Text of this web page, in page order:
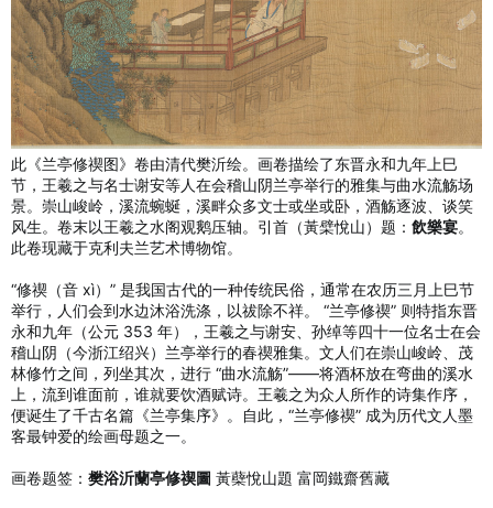
此《兰亭修禊图》卷由清代樊沂绘。画卷描绘了东晋永和九年上巳
节，王羲之与名士谢安等人在会稽山阴兰亭举行的雅集与曲水流觞场
景。崇山峻岭，溪流蜿蜒，溪畔众多文士或坐或卧，酒觞逐波、谈笑
风生。卷末以王羲之水阁观鹅压轴。引首（黃檗悅山）题： 飲樂宴。
此卷现藏于克利夫兰艺术博物馆。
“修禊（音 xì）” 是我国古代的一种传统民俗，通常在农历三月上巳节
举行，人们会到水边沐浴洗涤，以祓除不祥。 “兰亭修禊” 则特指东晋
永和九年（公元 353 年），王羲之与谢安、孙绰等四十一位名士在会
稽山阴（今浙江绍兴）兰亭举行的春禊雅集。文人们在崇山峻岭、茂
林修竹之间，列坐其次，进行 “曲水流觞”——将酒杯放在弯曲的溪水
上，流到谁面前，谁就要饮酒赋诗。王羲之为众人所作的诗集作序，
便诞生了千古名篇《兰亭集序》。自此，“兰亭修禊” 成为历代文人墨
客最钟爱的绘画母题之一。
画卷题签： 樊浴沂蘭亭修禊圖 黃蘗悅山題 富岡鐵齋舊藏